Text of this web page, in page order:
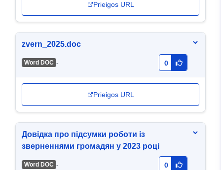
Prieigos URL
zvern_2025.doc
Word DOC - 0
Prieigos URL
Довідка про підсумки роботи із
зверненнями громадян у 2023 році
Word DOC - 0